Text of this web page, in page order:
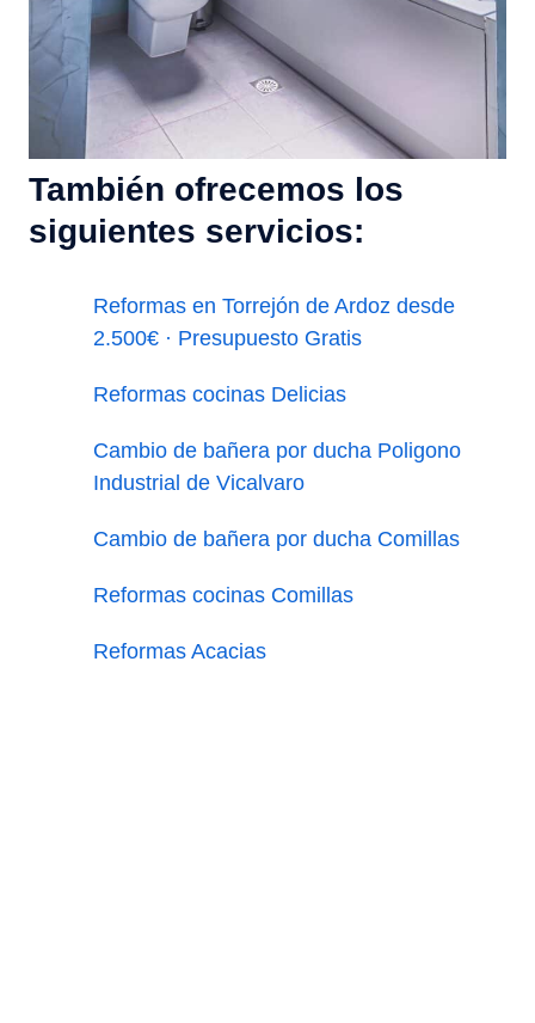
También ofrecemos los
siguientes servicios:
Reformas en Torrejón de Ardoz desde
2.500€ · Presupuesto Gratis
Reformas cocinas Delicias
Cambio de bañera por ducha Poligono
Industrial de Vicalvaro
Cambio de bañera por ducha Comillas
Reformas cocinas Comillas
Reformas Acacias